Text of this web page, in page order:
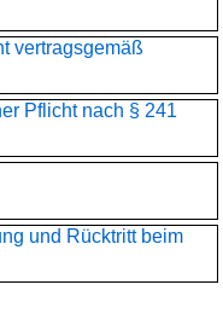
vertragsgemäß
Pflicht nach § 241
und Rücktritt beim